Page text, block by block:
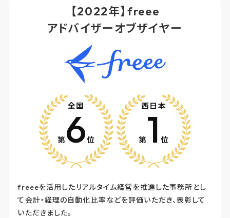
【2022年】freee
アドバイザーオブザイヤー
全国
第 6位
西日本
第 1位
freeeを活用したリアルタイム経営を推進した事務所とし
て会計・経理の自動化比率などを評価いただき、表彰して
いただきました。